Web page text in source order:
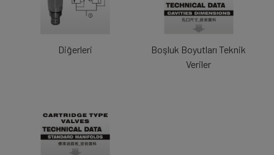
Diğerleri
Boşluk Boyutları Teknik
Veriler